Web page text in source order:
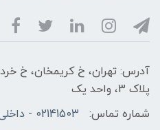
آدرس: تهران، خ کریمخان، خ
پلاک 3، واحد یک
شماره تماس:
02141503 - داخلی 142